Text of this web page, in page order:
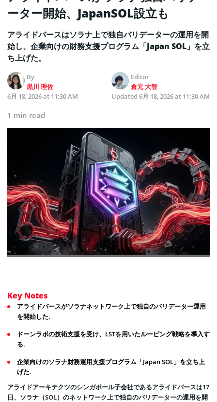
ーター開始、JapanSOL設立も
アライドバースはソラナ上で独自バリデーターの運用を開
始し、企業向けの財務支援プログラム「Japan SOL」を立
ち上げた。
By
黒川 理佐
Editor
倉元 大智
6月 18, 2026 at 11:30 AM
Updated 6月 18, 2026 at 11:30 AM
1 min read
Key Notes
アライドバースがソラナネットワーク上で独自のバリデーター運用
を開始した.
ドーンラボの技術支援を受け、LSTを用いたルーピング戦略を導入す
る.
企業向けのソラナ財務運用支援プログラム「Japan SOL」を立ち上
げた.
アライドアーキテクツのシンガポール子会社であるアライドバースは17
日、ソラナ（SOL）のネットワーク上で独自のバリデーターの運用を開